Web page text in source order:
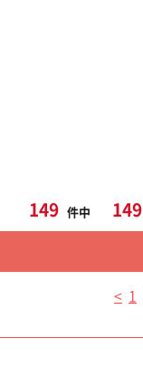
149 件中 149
< 1